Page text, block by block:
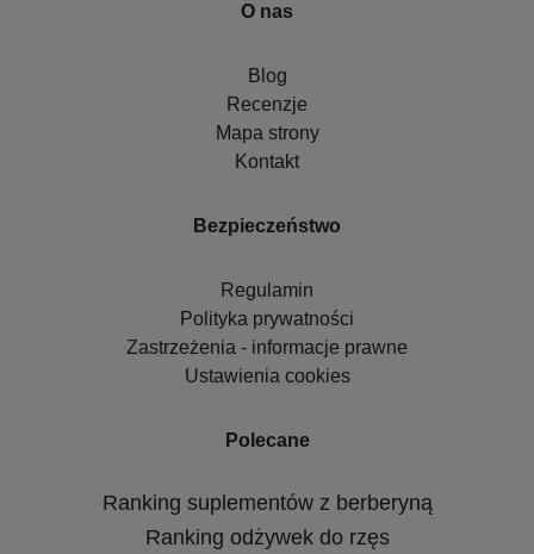
O nas
Blog
Recenzje
Mapa strony
Kontakt
Bezpieczeństwo
Regulamin
Polityka prywatności
Zastrzeżenia - informacje prawne
Ustawienia cookies
Polecane
Ranking suplementów z berberyną
Ranking odżywek do rzęs